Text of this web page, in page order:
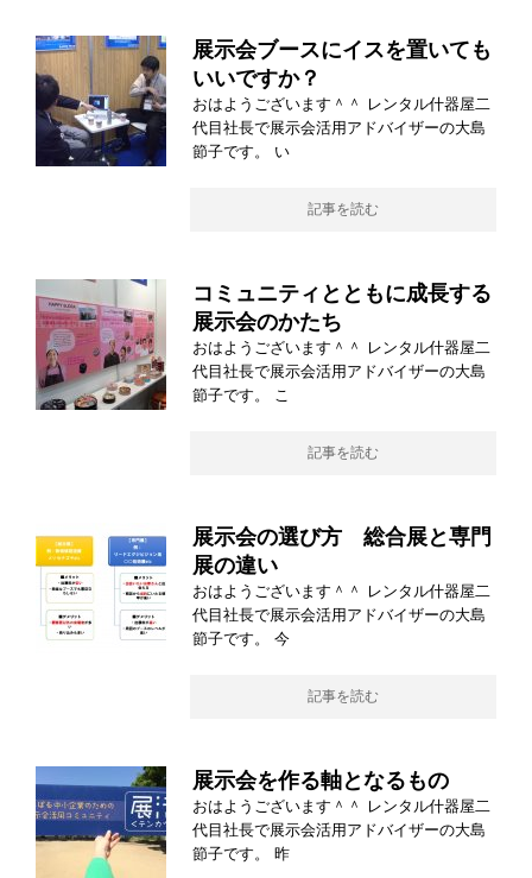
展示会ブースにイスを置いても
いいですか？
おはようございます＾＾ レンタル什器屋二
代目社長で展示会活用アドバイザーの大島
節子です。 い
記事を読む
コミュニティとともに成長する
展示会のかたち
おはようございます＾＾ レンタル什器屋二
代目社長で展示会活用アドバイザーの大島
節子です。 こ
記事を読む
展示会の選び方 総合展と専門
展の違い
おはようございます＾＾ レンタル什器屋二
代目社長で展示会活用アドバイザーの大島
節子です。 今
記事を読む
展示会を作る軸となるもの
おはようございます＾＾ レンタル什器屋二
代目社長で展示会活用アドバイザーの大島
節子です。 昨